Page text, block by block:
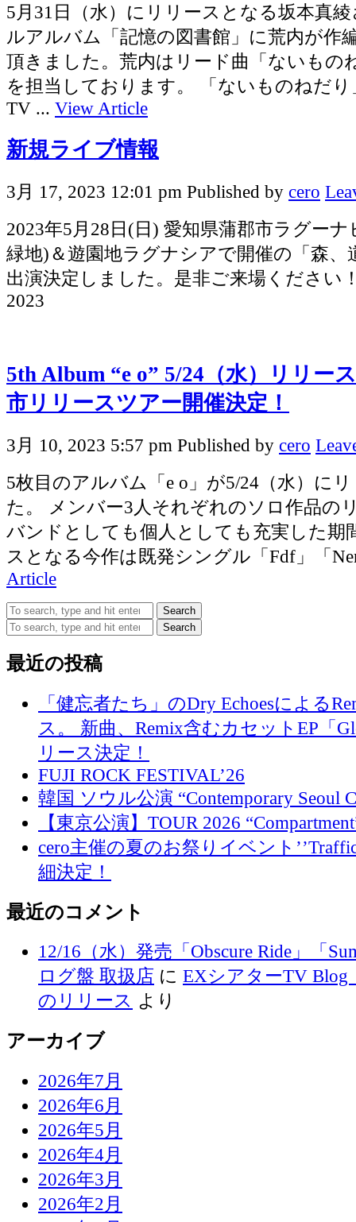
5月31日（水）にリリースとなる坂本真
ルアルバム「記憶の図書館」に荒内が作
頂きました。荒内はリード曲「ないもの
を担当しております。 「ないものねだ
TV ... View Article
新規ライブ情報
3月 17, 2023 12:01 pm Published by cero
2023年5月28日(日) 愛知県蒲郡市ラグー
緑地)＆遊園地ラグナシアで開催の「森、
出演決定しました。是非ご来場ください
2023
5th Album “e o” 5/24（水）リリー
市リリースツアー開催決定！
3月 10, 2023 5:57 pm Published by cero
5枚目のアルバム「e o」が5/24（水）に
た。 メンバー3人それぞれのソロ作品の
バンドとしても個人としても充実した期
スとなる今作は既発シングル「Fdf」「
Article
Search
Search
最近の投稿
「健忘者たち」のDry Echoesによる
ス。 新曲、Remix含むカセットEP「
リース決定！
FUJI ROCK FESTIVAL’26
韓国 ソウル公演 “Contemporary Seoul
【東京公演】TOUR 2026
cero主催の夏のお祭りイベント
細決定！
最近のコメント
12/16（水）発売「Obscure Ride」「
ログ盤 取扱店 に EXシアターTV Blog
のリリース より
アーカイブ
2026年7月
2026年6月
2026年5月
2026年4月
2026年3月
2026年2月